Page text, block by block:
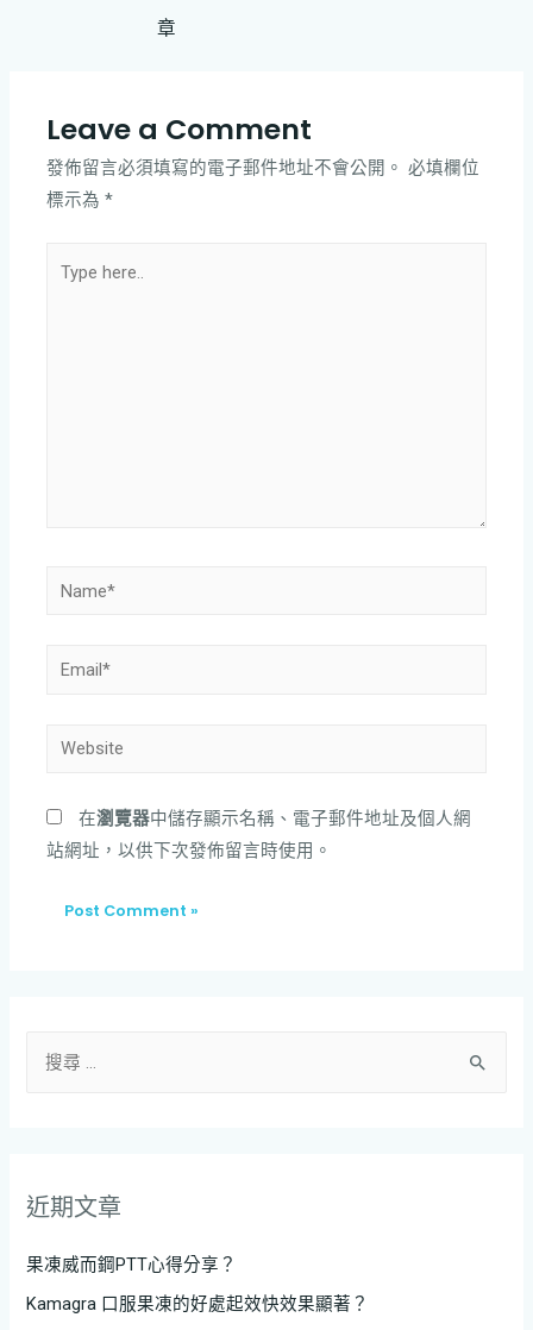
章
Leave a Comment
發佈留言必須填寫的電子郵件地址不會公開。 必填欄位
標示為*
在瀏覽器中儲存顯示名稱、電子郵件地址及個人網
站網址，以供下次發佈留言時使用。
近期文章
果凍威而鋼PTT心得分享？
Kamagra 口服果凍的好處起效快效果顯著？